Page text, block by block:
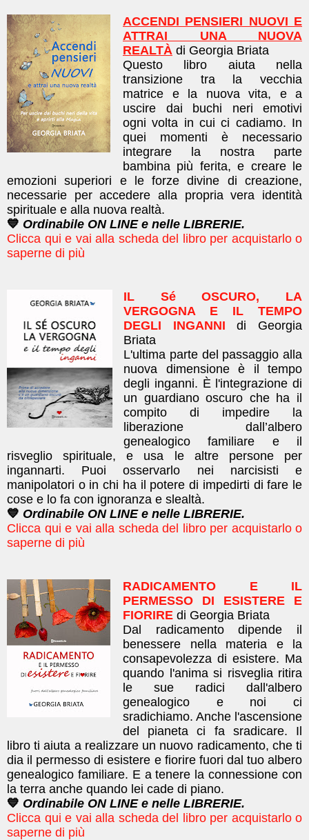
ACCENDI PENSIERI NUOVI E
ATTRAI UNA NUOVA
REALTÀ di Georgia Briata
Questo libro aiuta nella
transizione tra la vecchia
matrice e la nuova vita, e a
uscire dai buchi neri emotivi
ogni volta in cui ci cadiamo. In
quei momenti è necessario
integrare la nostra parte
bambina più ferita, e creare le
emozioni superiori e le forze divine di creazione,
necessarie per accedere alla propria vera identità
spirituale e alla nuova realtà.
💙 Ordinabile ON LINE e nelle LIBRERIE.
Clicca qui e vai alla scheda del libro per acquistarlo o
saperne di più
IL Sé OSCURO, LA
VERGOGNA E IL TEMPO
DEGLI INGANNI di Georgia
Briata
L'ultima parte del passaggio alla
nuova dimensione è il tempo
degli inganni. È l'integrazione di
un guardiano oscuro che ha il
compito di impedire la
liberazione dall’albero
genealogico familiare e il
risveglio spirituale, e usa le altre persone per
ingannarti. Puoi osservarlo nei narcisisti e
manipolatori o in chi ha il potere di impedirti di fare le
cose e lo fa con ignoranza e slealtà.
💙 Ordinabile ON LINE e nelle LIBRERIE.
Clicca qui e vai alla scheda del libro per acquistarlo o
saperne di più
RADICAMENTO E IL
PERMESSO DI ESISTERE E
FIORIRE di Georgia Briata
Dal radicamento dipende il
benessere nella materia e la
consapevolezza di esistere. Ma
quando l'anima si risveglia ritira
le sue radici dall'albero
genealogico e noi ci
sradichiamo. Anche l'ascensione
del pianeta ci fa sradicare. Il
libro ti aiuta a realizzare un nuovo radicamento, che ti
dia il permesso di esistere e fiorire fuori dal tuo albero
genealogico familiare. E a tenere la connessione con
la terra anche quando lei cade di piano.
💙 Ordinabile ON LINE e nelle LIBRERIE.
Clicca qui e vai alla scheda del libro per acquistarlo o
saperne di più